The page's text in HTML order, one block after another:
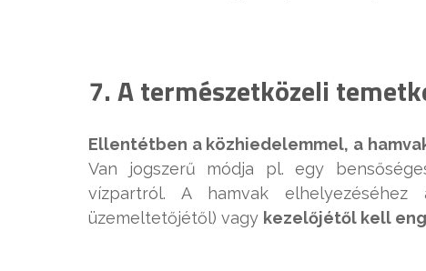
7. A természetközeli
Ellentétben a közhiedelemmel, a
Van jogszerű módja pl. egy
vízpartról. A hamvak elhelyezéséhez
üzemeltetőjétől) vagy kezelőjétől kell